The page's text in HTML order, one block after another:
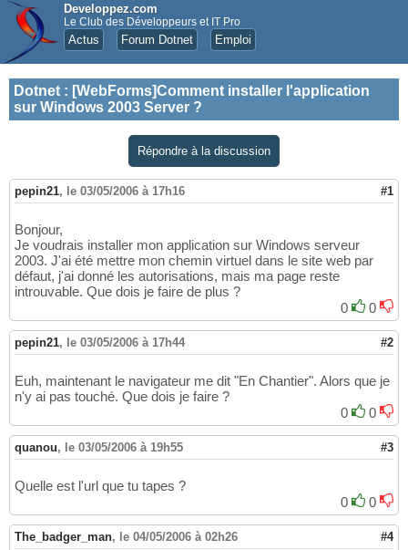
Developpez.com
Le Club des Développeurs et IT Pro
Actus Forum Dotnet Emploi
Dotnet : [WebForms]Comment installer l'application
sur Windows 2003 Server ?
Répondre à la discussion
pepin21, le 03/05/2006 à 17h16 #1
Bonjour,
Je voudrais installer mon application sur Windows serveur
2003. J'ai été mettre mon chemin virtuel dans le site web par
défaut, j'ai donné les autorisations, mais ma page reste
introuvable. Que dois je faire de plus ?
0
0
pepin21, le 03/05/2006 à 17h44 #2
Euh, maintenant le navigateur me dit "En Chantier". Alors que je
n'y ai pas touché. Que dois je faire ?
0
0
quanou, le 03/05/2006 à 19h55 #3
Quelle est l'url que tu tapes ?
0
0
The_badger_man, le 04/05/2006 à 02h26 #4